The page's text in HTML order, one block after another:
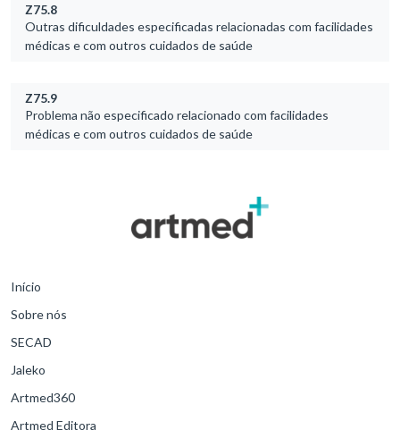
Z75.8
Outras dificuldades especificadas relacionadas com facilidades
médicas e com outros cuidados de saúde
Z75.9
Problema não especificado relacionado com facilidades
médicas e com outros cuidados de saúde
Início
Sobre nós
SECAD
Jaleko
Artmed360
Artmed Editora